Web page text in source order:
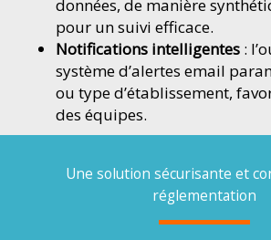
données, de manière
pour un suivi efficace.
Notifications intelligentes :
système d’alertes email
ou type d’établissement,
des équipes.
Une solution sécurisante et
réglementation